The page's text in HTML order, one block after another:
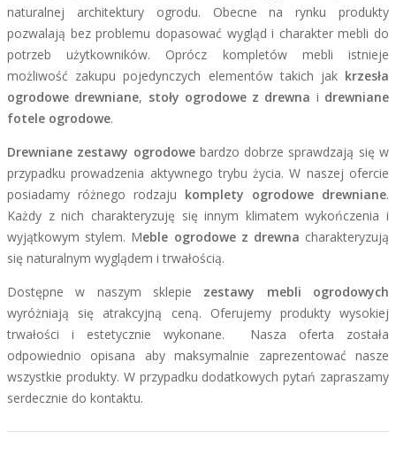
naturalnej architektury ogrodu. Obecne na rynku produkty
pozwalają bez problemu dopasować wygląd i charakter mebli do
potrzeb użytkowników. Oprócz kompletów mebli istnieje
możliwość zakupu pojedynczych elementów takich jak krzesła
ogrodowe drewniane, stoły ogrodowe z drewna i drewniane
fotele ogrodowe.
Drewniane zestawy ogrodowe bardzo dobrze sprawdzają się w
przypadku prowadzenia aktywnego trybu życia. W naszej ofercie
posiadamy różnego rodzaju komplety ogrodowe drewniane.
Każdy z nich charakteryzuję się innym klimatem wykończenia i
wyjątkowym stylem. Meble ogrodowe z drewna charakteryzują
się naturalnym wyglądem i trwałością.
Dostępne w naszym sklepie zestawy mebli ogrodowych
wyróżniają się atrakcyjną ceną. Oferujemy produkty wysokiej
trwałości i estetycznie wykonane. Nasza oferta została
odpowiednio opisana aby maksymalnie zaprezentować nasze
wszystkie produkty. W przypadku dodatkowych pytań zapraszamy
serdecznie do kontaktu.